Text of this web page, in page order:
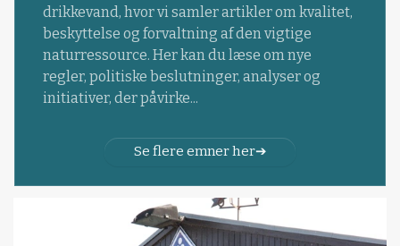
drikkevand, hvor vi samler artikler om kvalitet,
beskyttelse og forvaltning af den vigtige
naturressource. Her kan du læse om nye
regler, politiske beslutninger, analyser og
initiativer, der påvirke...
Se flere emner her